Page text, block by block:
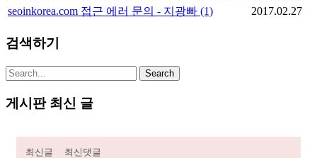
seoinkorea.com 접근 에러 문의 - 지광빠 (1) 2017.02.27
검색하기
게시판 최신 글
최신글 최신댓글